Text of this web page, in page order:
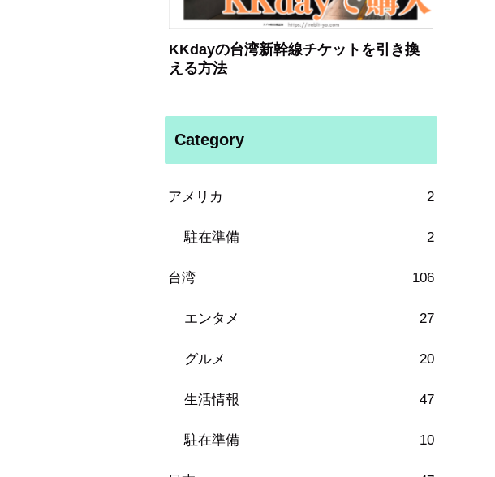
KKdayの台湾新幹線チケットを引き換
える方法
Category
アメリカ 2
駐在準備 2
台湾 106
エンタメ 27
グルメ 20
生活情報 47
駐在準備 10